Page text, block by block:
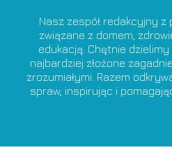
Nasz zespół redakcyjny z
związane z domem,
edukacją. Chętnie
najbardziej złożone
zrozumiałymi. Razem
spraw, inspirując i